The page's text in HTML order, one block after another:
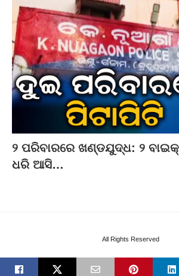
୨ ପରିବାରରେ ଖଣ୍ଡଯୁଦ୍ଧ: ୨
ଧରି ଆସି…
All Rights Reserved